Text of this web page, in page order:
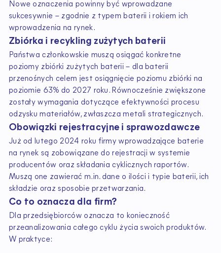
Nowe oznaczenia powinny być wprowadzane
sukcesywnie – zgodnie z typem baterii i rokiem ich
wprowadzenia na rynek.
Zbiórka i recykling zużytych baterii
Państwa członkowskie muszą osiągać konkretne
poziomy zbiórki zużytych baterii – dla baterii
przenośnych celem jest osiągnięcie poziomu zbiórki na
poziomie 63% do 2027 roku. Równocześnie zwiększone
zostały wymagania dotyczące efektywności procesu
odzysku materiałów, zwłaszcza metali strategicznych.
Obowiązki rejestracyjne i sprawozdawcze
Już od lutego 2024 roku firmy wprowadzające baterie
na rynek są zobowiązane do rejestracji w systemie
producentów oraz składania cyklicznych raportów.
Muszą one zawierać m.in. dane o ilości i typie baterii, ich
składzie oraz sposobie przetwarzania.
Co to oznacza dla firm?
Dla przedsiębiorców oznacza to konieczność
przeanalizowania całego cyklu życia swoich produktów.
W praktyce: